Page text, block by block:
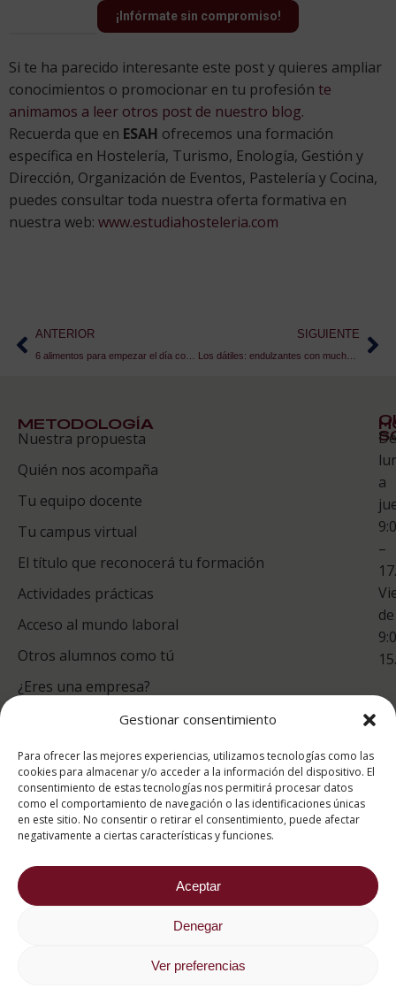
Gestionar consentimiento
Para ofrecer las mejores experiencias, utilizamos tecnologías como las
cookies para almacenar y/o acceder a la información del dispositivo. El
consentimiento de estas tecnologías nos permitirá procesar datos
como el comportamiento de navegación o las identificaciones únicas
en este sitio. No consentir o retirar el consentimiento, puede afectar
negativamente a ciertas características y funciones.
Aceptar
Denegar
Ver preferencias
¡Infórmate sin compromiso!
Si te ha parecido interesante este post y quieres ampliar
conocimientos o promocionar en tu profesión te
animamos a leer otros post de nuestro blog.
Recuerda que en ESAH ofrecemos una formación
específica en Hostelería, Turismo, Enología, Gestión y
Dirección, Organización de Eventos, Pastelería y Cocina,
puedes consultar toda nuestra oferta formativa en
nuestra web: www.estudiahosteleria.com
ANTERIOR SIGUIENTE
Los dátiles: endulzantes con mucha historia
METODOLOGÍA
Nuestra propuesta
Quién nos acompaña
Tu equipo docente
Tu campus virtual
El título que reconocerá tu formación
Actividades prácticas
Acceso al mundo laboral
Otros alumnos como tú
¿Eres una empresa?
Te
De
a
–
de
puntuación para ESAH
9.4/10
basado en1331
Valoraciones soportado por
eKomi
2026 ® Estudios Superiores Abiertos de Hostelería
Aviso Legal
Política de cookies